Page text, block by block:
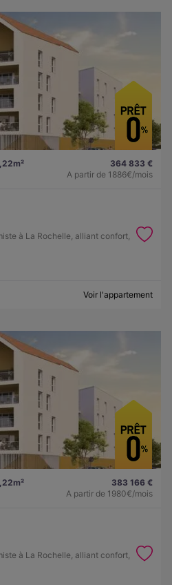
364 833 €
A partir de 1886€/mois
à La Rochelle, alliant confort,
Voir l'appartement
383 166 €
A partir de 1980€/mois
à La Rochelle, alliant confort,